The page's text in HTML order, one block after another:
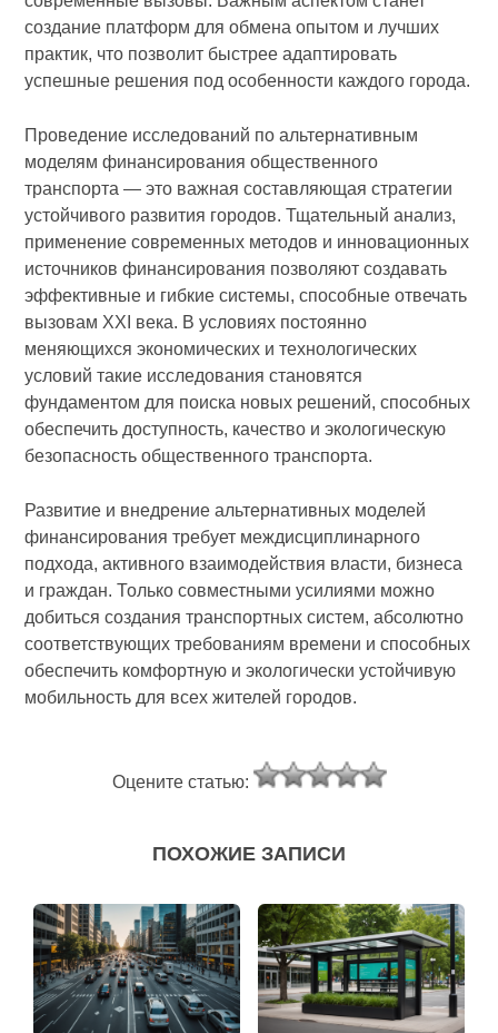
создание платформ для обмена опытом и лучших
практик, что позволит быстрее адаптировать
успешные решения под особенности каждого города.
Проведение исследований по альтернативным
моделям финансирования общественного
транспорта — это важная составляющая стратегии
устойчивого развития городов. Тщательный анализ,
применение современных методов и инновационных
источников финансирования позволяют создавать
эффективные и гибкие системы, способные отвечать
вызовам XXI века. В условиях постоянно
меняющихся экономических и технологических
условий такие исследования становятся
фундаментом для поиска новых решений, способных
обеспечить доступность, качество и экологическую
безопасность общественного транспорта.
Развитие и внедрение альтернативных моделей
финансирования требует междисциплинарного
подхода, активного взаимодействия власти, бизнеса
и граждан. Только совместными усилиями можно
добиться создания транспортных систем, абсолютно
соответствующих требованиям времени и способных
обеспечить комфортную и экологически устойчивую
мобильность для всех жителей городов.
Оцените статью:
ПОХОЖИЕ ЗАПИСИ